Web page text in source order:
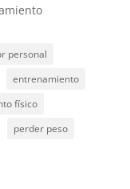
personal
entrenamiento
físico
perder peso